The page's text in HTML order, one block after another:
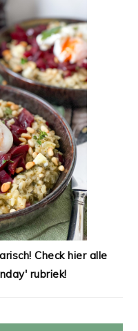
Check hier alle
rubriek!